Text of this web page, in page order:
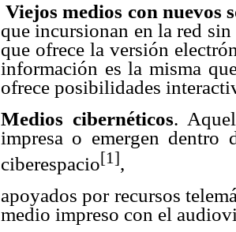
Viejos medios con nuevos
que incursionan en la red
que ofrece la versión
información es la misma
ofrece posibilidades
Medios cibernéticos.
impresa o emergen dentro
ciberespacio[1],
apoyados por recursos
medio impreso con el